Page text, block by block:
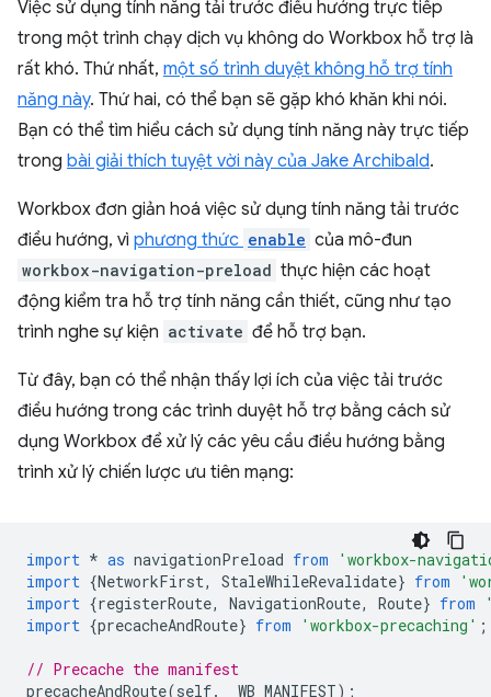
Việc sử dụng tính năng tải trước điều hướng trực tiếp
trong một trình chạy dịch vụ không do Workbox hỗ trợ là
rất khó. Thứ nhất, một số trình duyệt không hỗ trợ tính
năng này. Thứ hai, có thể bạn sẽ gặp khó khăn khi nói.
Bạn có thể tìm hiểu cách sử dụng tính năng này trực tiếp
trong bài giải thích tuyệt vời này của Jake Archibald.
Workbox đơn giản hoá việc sử dụng tính năng tải trước
điều hướng, vì phương thức enable của mô-đun
workbox-navigation-preload thực hiện các hoạt
động kiểm tra hỗ trợ tính năng cần thiết, cũng như tạo
trình nghe sự kiện activate để hỗ trợ bạn.
Từ đây, bạn có thể nhận thấy lợi ích của việc tải trước
điều hướng trong các trình duyệt hỗ trợ bằng cách sử
dụng Workbox để xử lý các yêu cầu điều hướng bằng
trình xử lý chiến lược ưu tiên mạng:
import * as navigationPreload from
'workbox-
import {NetworkFirst, StaleWhileRevalidate} from
import {registerRoute, NavigationRoute, Route} from
import {precacheAndRoute} from 'workbox-precaching' ;
// Precache the manifest
precacheAndRoute(self. __WB_MANIFEST);